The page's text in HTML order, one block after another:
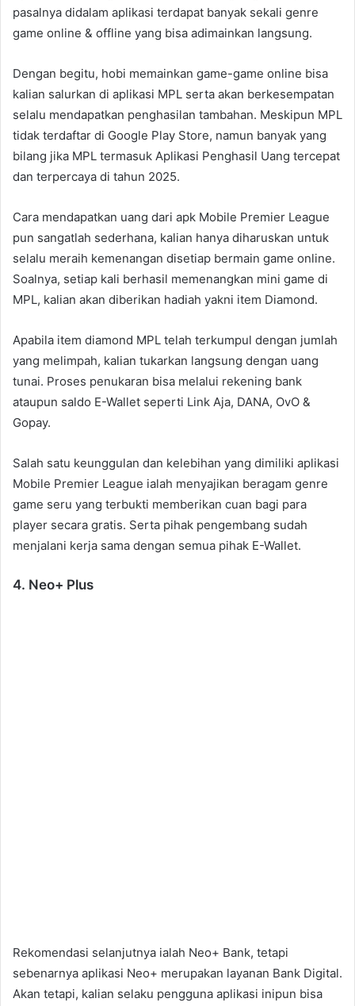
pasalnya didalam aplikasi terdapat banyak sekali genre
game online & offline yang bisa adimainkan langsung.
Dengan begitu, hobi memainkan game-game online bisa
kalian salurkan di aplikasi MPL serta akan berkesempatan
selalu mendapatkan penghasilan tambahan. Meskipun MPL
tidak terdaftar di Google Play Store, namun banyak yang
bilang jika MPL termasuk Aplikasi Penghasil Uang tercepat
dan terpercaya di tahun 2025.
Cara mendapatkan uang dari apk Mobile Premier League
pun sangatlah sederhana, kalian hanya diharuskan untuk
selalu meraih kemenangan disetiap bermain game online.
Soalnya, setiap kali berhasil memenangkan mini game di
MPL, kalian akan diberikan hadiah yakni item Diamond.
Apabila item diamond MPL telah terkumpul dengan jumlah
yang melimpah, kalian tukarkan langsung dengan uang
tunai. Proses penukaran bisa melalui rekening bank
ataupun saldo E-Wallet seperti Link Aja, DANA, OvO &
Gopay.
Salah satu keunggulan dan kelebihan yang dimiliki aplikasi
Mobile Premier League ialah menyajikan beragam genre
game seru yang terbukti memberikan cuan bagi para
player secara gratis. Serta pihak pengembang sudah
menjalani kerja sama dengan semua pihak E-Wallet.
4. Neo+ Plus
Rekomendasi selanjutnya ialah Neo+ Bank, tetapi
sebenarnya aplikasi Neo+ merupakan layanan Bank Digital.
Akan tetapi, kalian selaku pengguna aplikasi inipun bisa